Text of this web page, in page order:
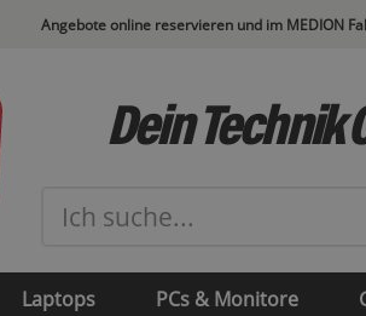
Angebote online reservieren und im MEDION
Dein
Laptops PCs & Monitore